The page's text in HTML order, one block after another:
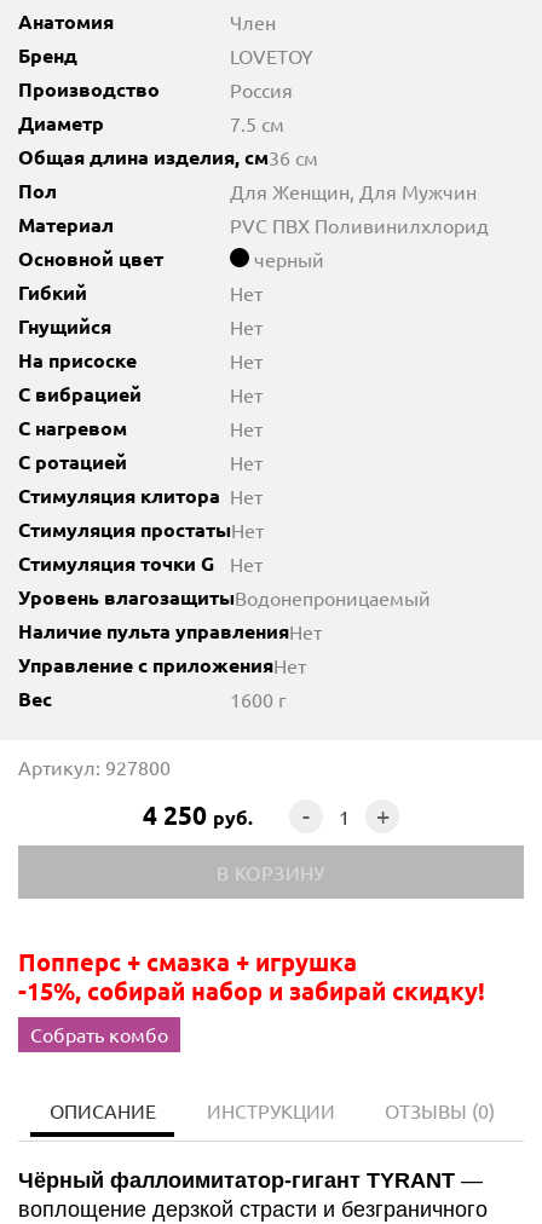
Анатомия Член
Бренд LOVETOY
Производство Россия
Диаметр 7.5 см
Общая длина изделия, см36 см
Пол Для Женщин, Для Мужчин
Материал PVC ПВХ Поливинилхлорид
Основной цвет черный
Гибкий Нет
Гнущийся Нет
На присоске Нет
С вибрацией Нет
С нагревом Нет
С ротацией Нет
Стимуляция клитора Нет
Стимуляция простатыНет
Стимуляция точки G Нет
Уровень влагозащитыВодонепроницаемый
Наличие пульта управленияНет
Управление с приложенияНет
Вес 1600 г
Артикул: 927800
4 250 руб. - +
Попперс + смазка + игрушка
-15%, собирай набор и забирай скидку!
Собрать комбо
ОПИСАНИЕ ИНСТРУКЦИИ ОТЗЫВЫ (0)
Чёрный фаллоимитатор-гигант TYRANT —
воплощение дерзкой страсти и безграничного